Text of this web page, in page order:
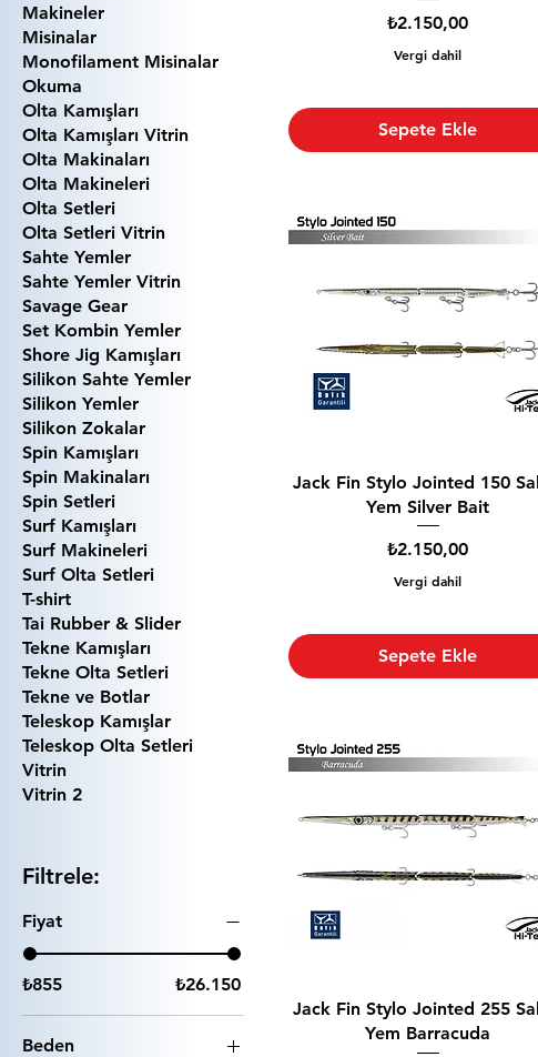
Makineler
Misinalar
Monofilament Misinalar
Okuma
Olta Kamışları
Olta Kamışları Vitrin
Olta Makinaları
Olta Makineleri
Olta Setleri
Olta Setleri Vitrin
Sahte Yemler
Sahte Yemler Vitrin
Savage Gear
Set Kombin Yemler
Shore Jig Kamışları
Silikon Sahte Yemler
Silikon Yemler
Silikon Zokalar
Spin Kamışları
Spin Makinaları
Spin Setleri
Surf Kamışları
Surf Makineleri
Surf Olta Setleri
T-shirt
Tai Rubber & Slider
Tekne Kamışları
Tekne Olta Setleri
Tekne ve Botlar
Teleskop Kamışlar
Teleskop Olta Setleri
Vitrin
Vitrin 2
Filtrele:
Fiyat
₺855 ₺26.150
Beden
Fiyat
₺2.150,00
Vergi dahil
Sepete Ekle
Jack Fin Stylo Jointed 150
Yem Silver Bait
Fiyat
₺2.150,00
Vergi dahil
Sepete Ekle
Jack Fin Stylo Jointed 255
Yem Barracuda